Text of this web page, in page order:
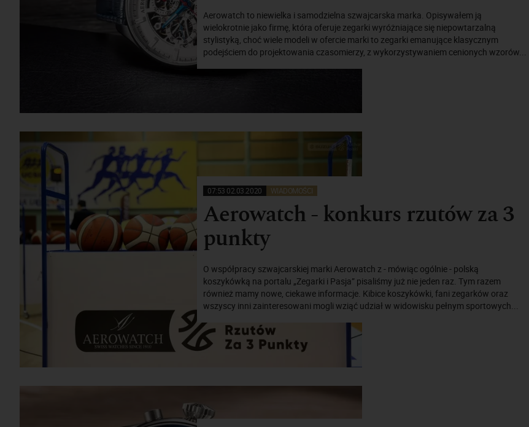
Aerowatch to niewielka i samodzielna szwajcarska marka. Opisywałem ją
wielokrotnie jako firmę, która oferuje zegarki wyróżniające się niepowtarzalną
stylistyką, choć wiele modeli w ofercie marki to zegarki emanujące klasycznym
podejściem do projektowania czasomierzy, z wykorzystywaniem cenionych wzorów...
07:53 02.03.2020 WIADOMOŚCI
Aerowatch - konkurs rzutów za 3
punkty
O współpracy szwajcarskiej marki Aerowatch z - mówiąc ogólnie - polską
koszykówką na portalu „Zegarki i Pasja” pisaliśmy już nie jeden raz. Tym razem
również mamy nowe, ciekawe informacje. Kibice koszykówki, fani zegarków oraz
wszyscy inni zainteresowani mogli wziąć udział w widowisku pełnym sportowych...